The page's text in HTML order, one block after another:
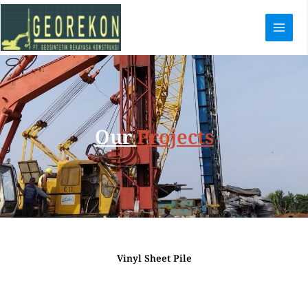
Lewati
konten
OurProjects
Vinyl Sheet Pile